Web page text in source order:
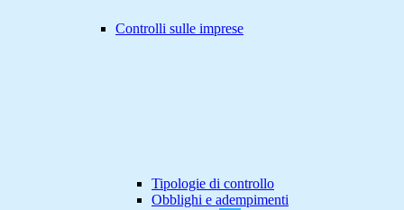
Controlli sulle imprese
Tipologie di controllo
Obblighi e adempimenti